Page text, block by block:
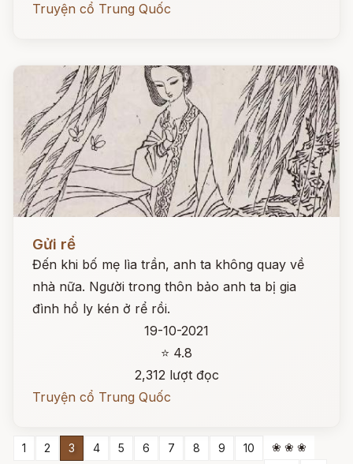
Truyện cổ Trung Quốc
Gửi rể
Đến khi bố mẹ lìa trần, anh ta không quay về
nhà nữa. Người trong thôn bảo anh ta bị gia
đình hồ ly kén ở rể rồi.
19-10-2021
⭐ 4.8
2,312 lượt đọc
Truyện cổ Trung Quốc
1 2 3 4 5 6 7 8 9 10
❀ ❀ ❀